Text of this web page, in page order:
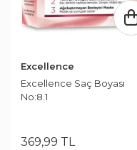
Excellence
Excellence Saç Boyası
No:8.1
369,99 TL